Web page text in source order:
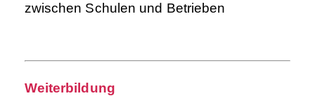
zwischen Schulen und Betrieben
Weiterbildung